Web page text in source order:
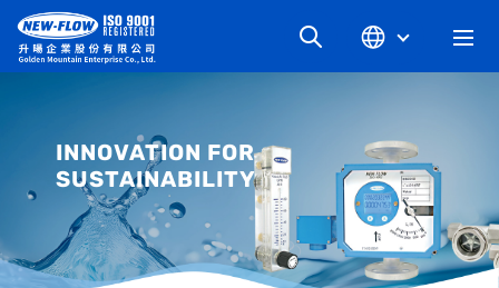
最新消息
知識文章
INNOVATION FOR
SUSTAINABILITY